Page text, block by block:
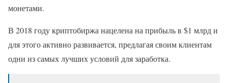
монетами.
В 2018 году криптобиржа нацелена на прибыль в $1 млрд и
для этого активно развивается, предлагая своим клиентам
одни из самых лучших условий для заработка.